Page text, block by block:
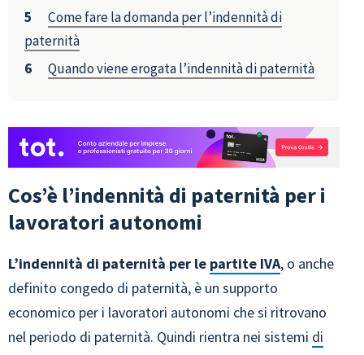
Come fare la domanda per l’indennità di
paternità
Quando viene erogata l’indennità di paternità
Cos’è l’indennità di paternità per i
lavoratori autonomi
L’indennità di paternità per le partite IVA, o anche
definito congedo di paternità, è un supporto
economico per i lavoratori autonomi che si ritrovano
nel periodo di paternità. Quindi rientra nei sistemi di